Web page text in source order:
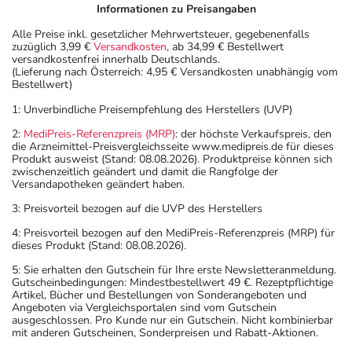
Informationen zu Preisangaben
Alle Preise inkl. gesetzlicher Mehrwertsteuer, gegebenenfalls
zuzüglich 3,99 € Versandkosten, ab 34,99 € Bestellwert
versandkostenfrei innerhalb Deutschlands.
(Lieferung nach Österreich: 4,95 € Versandkosten unabhängig vom
Bestellwert)
1: Unverbindliche Preisempfehlung des Herstellers (UVP)
2: MediPreis-Referenzpreis (MRP): der höchste Verkaufspreis, den
die Arzneimittel-Preisvergleichsseite www.medipreis.de für dieses
Produkt ausweist (Stand: 08.08.2026). Produktpreise können sich
zwischenzeitlich geändert und damit die Rangfolge der
Versandapotheken geändert haben.
3: Preisvorteil bezogen auf die UVP des Herstellers
4: Preisvorteil bezogen auf den MediPreis-Referenzpreis (MRP) für
dieses Produkt (Stand: 08.08.2026).
5: Sie erhalten den Gutschein für Ihre erste Newsletteranmeldung.
Gutscheinbedingungen: Mindestbestellwert 49 €. Rezeptpflichtige
Artikel, Bücher und Bestellungen von Sonderangeboten und
Angeboten via Vergleichsportalen sind vom Gutschein
ausgeschlossen. Pro Kunde nur ein Gutschein. Nicht kombinierbar
mit anderen Gutscheinen, Sonderpreisen und Rabatt-Aktionen.